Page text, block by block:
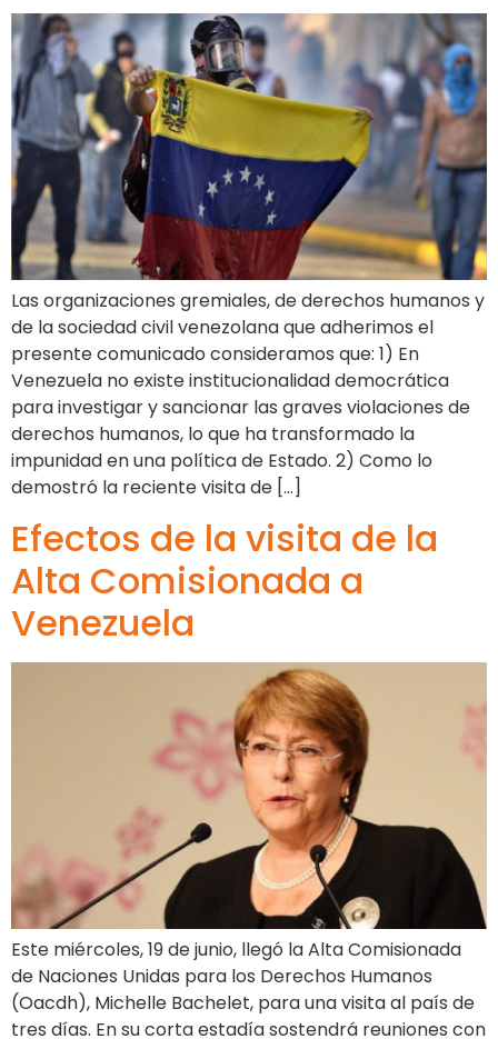
Las organizaciones gremiales, de derechos humanos y
de la sociedad civil venezolana que adherimos el
presente comunicado consideramos que: 1) En
Venezuela no existe institucionalidad democrática
para investigar y sancionar las graves violaciones de
derechos humanos, lo que ha transformado la
impunidad en una política de Estado. 2) Como lo
demostró la reciente visita de […]
Efectos de la visita de la
Alta Comisionada a
Venezuela
Este miércoles, 19 de junio, llegó la Alta Comisionada
de Naciones Unidas para los Derechos Humanos
(Oacdh), Michelle Bachelet, para una visita al país de
tres días. En su corta estadía sostendrá reuniones con